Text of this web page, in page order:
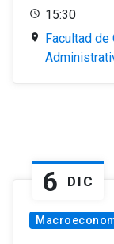
15:30
Facultad de
6 DIC